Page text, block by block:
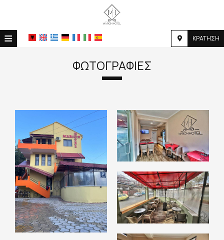
≡ ΚΡΆΤΗΣΗ
ΤΟΠΟΘΕΣΊΑ
ΠΑΡΟΧΈΣ
ΦΩΤΟΓΡΑΦΊΕΣ
ΖΉΤΗΣΗ
ΕΠΙΚΟΙΝΩΝΊΑ
ΦΩΤΟΓΡΑΦΊΕΣ